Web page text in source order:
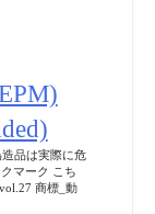
品は実際に危
マーク こち
商標_動